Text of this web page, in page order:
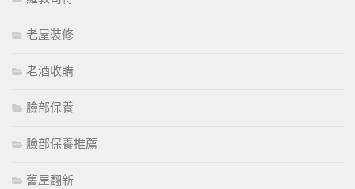
老屋裝修
老酒收購
臉部保養
臉部保養推薦
舊屋翻新